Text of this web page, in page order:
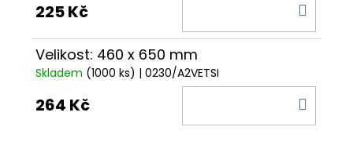
225 Kč
Velikost: 460 x 650 mm
Skladem (1000 ks) | 0230/A2VETSI
264 Kč